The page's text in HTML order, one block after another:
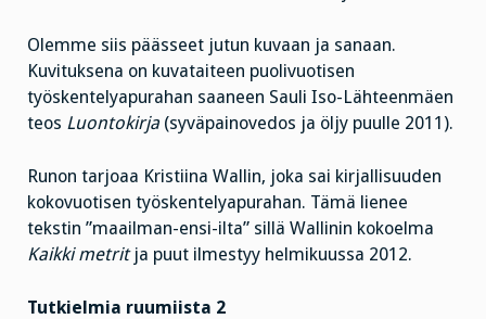
Olemme siis päässeet jutun kuvaan ja sanaan.
Kuvituksena on kuvataiteen puolivuotisen
työskentelyapurahan saaneen Sauli Iso-Lähteenmäen
teos Luontokirja (syväpainovedos ja öljy puulle 2011).
Runon tarjoaa Kristiina Wallin, joka sai kirjallisuuden
kokovuotisen työskentelyapurahan. Tämä lienee
tekstin ”maailman-ensi-ilta” sillä Wallinin kokoelma
Kaikki metritja puut ilmestyy helmikuussa 2012.
Tutkielmia ruumiista 2